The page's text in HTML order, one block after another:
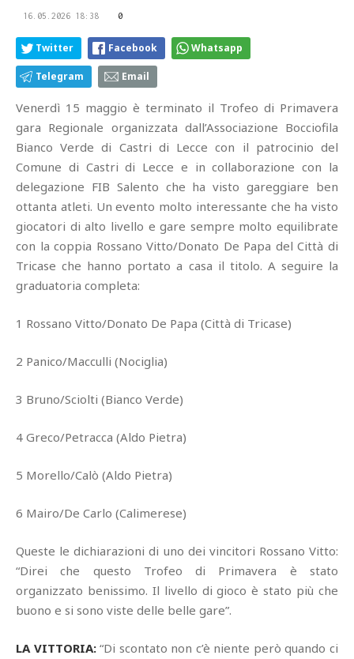
16.05.2026 18:38 0
Twitter Facebook Whatsapp
Telegram Email
Venerdì 15 maggio è terminato il Trofeo di Primavera
gara Regionale organizzata dall’Associazione Bocciofila
Bianco Verde di Castri di Lecce con il patrocinio del
Comune di Castri di Lecce e in collaborazione con la
delegazione FIB Salento che ha visto gareggiare ben
ottanta atleti. Un evento molto interessante che ha visto
giocatori di alto livello e gare sempre molto equilibrate
con la coppia Rossano Vitto/Donato De Papa del Città di
Tricase che hanno portato a casa il titolo. A seguire la
graduatoria completa:
1 Rossano Vitto/Donato De Papa (Città di Tricase)
2 Panico/Macculli (Nociglia)
3 Bruno/Sciolti (Bianco Verde)
4 Greco/Petracca (Aldo Pietra)
5 Morello/Calò (Aldo Pietra)
6 Mairo/De Carlo (Calimerese)
Queste le dichiarazioni di uno dei vincitori Rossano Vitto:
“Direi che questo Trofeo di Primavera è stato
organizzato benissimo. Il livello di gioco è stato più che
buono e si sono viste delle belle gare”.
LA VITTORIA:“Di scontato non c’è niente però quando ci